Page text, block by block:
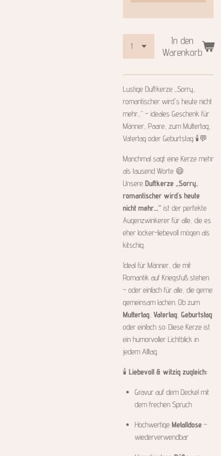
In den
Warenkorb
Lustige Duftkerze „Sorry,
romantischer wird's heute nicht
mehr...“ – ideales Geschenk für
Männer, Paare, zum Muttertag,
Vatertag oder Geburtstag 🕯️💬
Manchmal sagt eine Kerze mehr
als tausend Worte 😄
Unsere Duftkerze „Sorry,
romantischer wird's heute
nicht mehr...“ ist der perfekte
Augenzwinkerer für alle, die es
eher locker-liebevoll mögen als
kitschig.
Ideal für Männer, die mit
Romantik auf Kriegsfuß stehen
– oder einfach für alle, die gerne
gemeinsam lachen. Ob zum
Muttertag, Vatertag, Geburtstag
oder einfach so: Diese Kerze ist
ein humorvoller Lichtblick in
jedem Alltag.
🕯️ Liebevoll & witzig zugleich:
Gravur auf dem Deckel mit
dem frechen Spruch
Hochwertige Metalldose –
wiederverwendbar